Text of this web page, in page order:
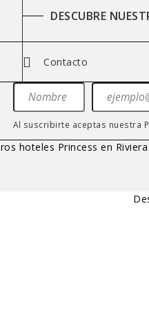
DESCUBRE
Contacto
Al suscribirte aceptas nuestra
hoteles Princess en